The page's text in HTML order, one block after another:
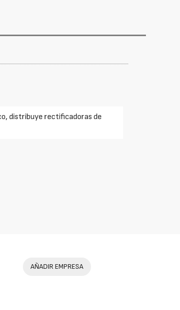
distribuye rectificadoras de
AÑADIR EMPRESA